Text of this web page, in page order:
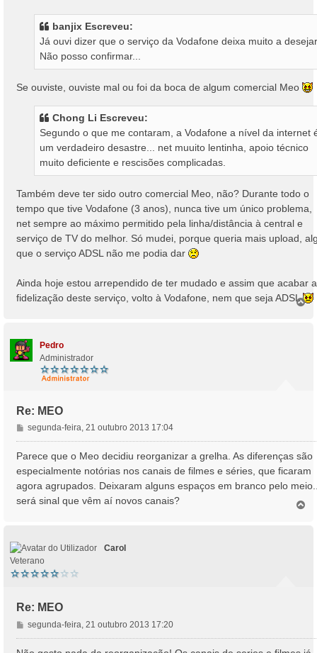
banjix Escreveu:
Já ouvi dizer que o serviço da Vodafone deixa muito a
Não posso confirmar...
Se ouviste, ouviste mal ou foi da boca de algum comercial Meo
Chong Li Escreveu:
Segundo o que me contaram, a Vodafone a nível da internet
um verdadeiro desastre... net muuito lentinha, apoio técnico
muito deficiente e rescisões complicadas.
Também deve ter sido outro comercial Meo, não? Durante todo o
tempo que tive Vodafone (3 anos), nunca tive um único problema,
net sempre ao máximo permitido pela linha/distância à central e
serviço de TV do melhor. Só mudei, porque queria mais upload,
que o serviço ADSL não me podia dar
Ainda hoje estou arrependido de ter mudado e assim que acabar a
fidelização deste serviço, volto à Vodafone, nem que seja ADSL T
Pedro
Administrador
Re: MEO
M
e
n
a
g
e
segunda-feira, 21 outubro 2013 17:04
Parece que o Meo decidiu reorganizar a grelha. As diferenças são
especialmente notórias nos canais de filmes e séries, que ficaram
agora agrupados. Deixaram alguns espaços em branco pelo
será sinal que vêm aí novos canais?
Carol
Veterano
Re: MEO
M
e
n
segunda-feira, 21 outubro 2013 17:20